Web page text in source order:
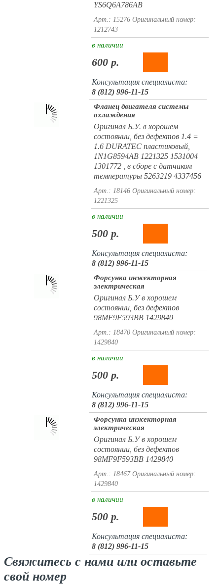
YS6Q6A786AB
Арт.: 15276 Оригинальный номер:
1212743
в наличии
600 р.
Консультация специалиста:
8 (812) 996-11-15
Фланец двигателя системы
охлаждения
Оригинал Б.У. в хорошем
состоянии, без дефектов 1.4 =
1.6 DURATEC пластиковый,
1N1G8594AB 1221325 1531004
1301772 , в сборе с датчиком
температуры 5263219 4337456
Арт.: 18146 Оригинальный номер:
1221325
в наличии
500 р.
Консультация специалиста:
8 (812) 996-11-15
Форсунка инжекторная
электрическая
Оригинал Б.У в хорошем
состоянии, без дефектов
98MF9F593BB 1429840
Арт.: 18470 Оригинальный номер:
1429840
в наличии
500 р.
Консультация специалиста:
8 (812) 996-11-15
Форсунка инжекторная
электрическая
Оригинал Б.У в хорошем
состоянии, без дефектов
98MF9F593BB 1429840
Арт.: 18467 Оригинальный номер:
1429840
в наличии
500 р.
Консультация специалиста:
8 (812) 996-11-15
Свяжитесь с нами или оставьте
свой номер